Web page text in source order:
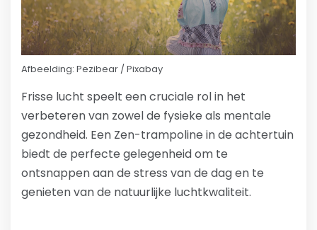
Afbeelding: Pezibear / Pixabay
Frisse lucht speelt een cruciale rol in het
verbeteren van zowel de fysieke als mentale
gezondheid. Een Zen-trampoline in de achtertuin
biedt de perfecte gelegenheid om te
ontsnappen aan de stress van de dag en te
genieten van de natuurlijke luchtkwaliteit.